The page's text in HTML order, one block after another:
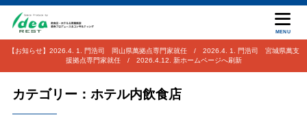
MENU
【お知らせ】2026.4. 1. 門浩司 岡山県萬拠点専門家就任 / 2026.4. 1. 門浩司 宮城県萬支
援拠点専門家就任 / 2026.4.12. 新ホームページへ刷新
カテゴリー：ホテル内飲食店